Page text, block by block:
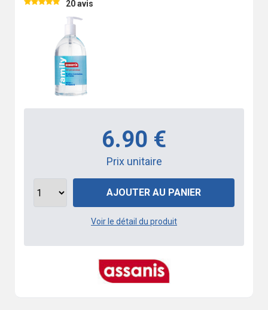
20 avis
6.90 €
Prix unitaire
AJOUTER AU PANIER
Voir le détail du produit